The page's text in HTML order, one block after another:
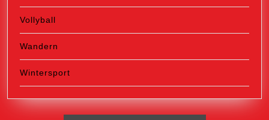
Vollyball
Wandern
Wintersport